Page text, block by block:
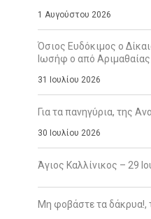
1 Αυγούστου 2026
Όσιος Ευδόκιμος ο
Ιωσήφ ο από Αριμαθαίας
31 Ιουλίου 2026
Για τα πανηγύρια, της
30 Ιουλίου 2026
Άγιος Καλλίνικος – 29
Μη φοβάστε τα δάκρυα!,